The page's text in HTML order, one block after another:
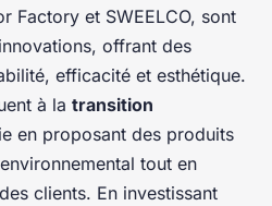
Factory et SWEELCO, sont
offrant des
efficacité et esthétique.
à la transition
en proposant des produits
tout en
clients. En investissant